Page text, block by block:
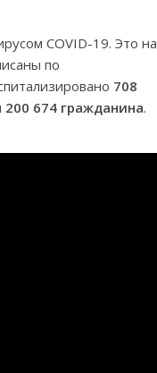
COVID-19. Это на
по
708
200 674 гражданина.